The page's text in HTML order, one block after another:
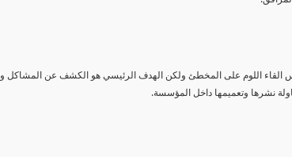
القاء اللوم على المخطئ ولكن الهدف الرئيسي هو الكشف عن المشاكل
نشرها وتعميمها داخل المؤسسة.